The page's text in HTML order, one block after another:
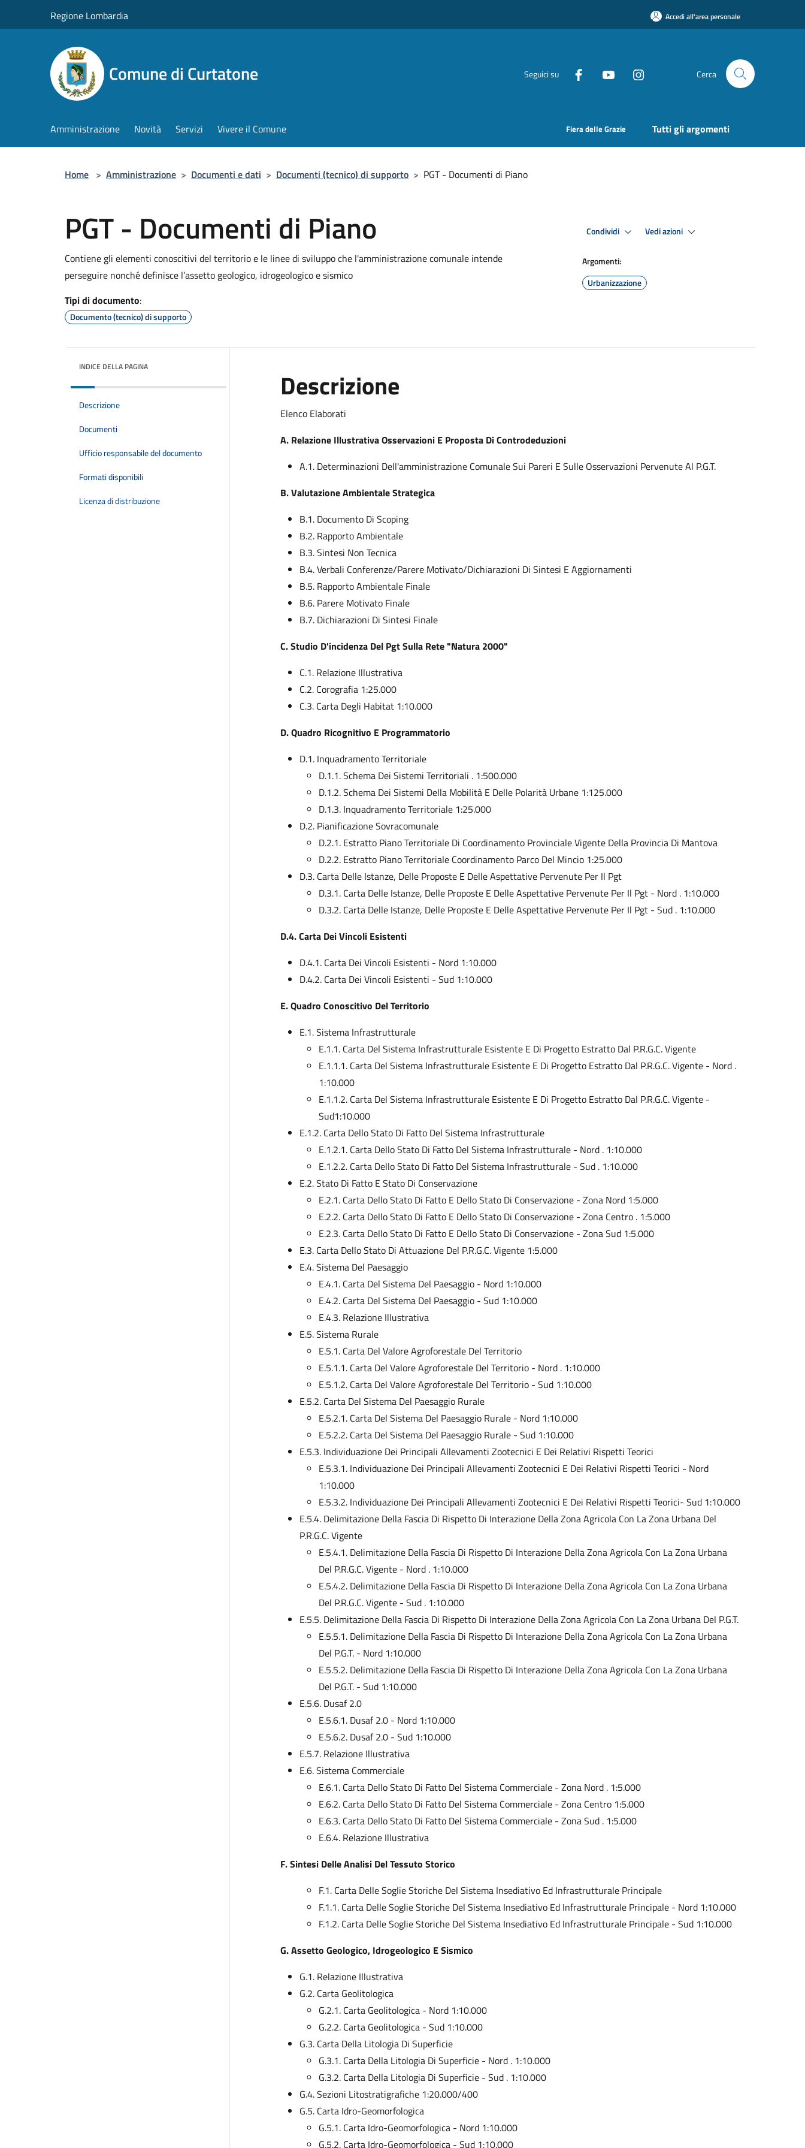
Regione Lombardia Accedi all'area personale
Comune di Curtatone Seguici su Cerca
Amministrazione Novità Servizi Vivere il Comune Fiera delle Grazie Tutti gli argomenti
Home > Amministrazione > Documenti e dati > Documenti (tecnico) di supporto > PGT - Documenti di Piano
PGT - Documenti di Piano
Contiene gli elementi conoscitivi del territorio e le linee di sviluppo che l'amministrazione comunale intende
perseguire nonché definisce l’assetto geologico, idrogeologico e sismico
Tipi di documento:
Documento (tecnico) di supporto
Condividi Vedi azioni
Argomenti:
Urbanizzazione
INDICE DELLA PAGINA
Descrizione
Documenti
Ufficio responsabile del documento
Formati disponibili
Licenza di distribuzione
Descrizione
Elenco Elaborati
A. Relazione Illustrativa Osservazioni E Proposta Di Controdeduzioni
A.1. Determinazioni Dell'amministrazione Comunale Sui Pareri E Sulle Osservazioni Pervenute Al P.G.T.
B. Valutazione Ambientale Strategica
B.1. Documento Di Scoping
B.2. Rapporto Ambientale
B.3. Sintesi Non Tecnica
B.4. Verbali Conferenze/Parere Motivato/Dichiarazioni Di Sintesi E Aggiornamenti
B.5. Rapporto Ambientale Finale
B.6. Parere Motivato Finale
B.7. Dichiarazioni Di Sintesi Finale
C. Studio D'incidenza Del Pgt Sulla Rete "Natura 2000"
C.1. Relazione Illustrativa
C.2. Corografia 1:25.000
C.3. Carta Degli Habitat 1:10.000
D. Quadro Ricognitivo E Programmatorio
D.1. Inquadramento Territoriale
D.1.1. Schema Dei Sistemi Territoriali . 1:500.000
D.1.2. Schema Dei Sistemi Della Mobilità E Delle Polarità Urbane 1:125.000
D.1.3. Inquadramento Territoriale 1:25.000
D.2. Pianificazione Sovracomunale
D.2.1. Estratto Piano Territoriale Di Coordinamento Provinciale Vigente Della Provincia Di Mantova
D.2.2. Estratto Piano Territoriale Coordinamento Parco Del Mincio 1:25.000
D.3. Carta Delle Istanze, Delle Proposte E Delle Aspettative Pervenute Per Il Pgt
D.3.1. Carta Delle Istanze, Delle Proposte E Delle Aspettative Pervenute Per Il Pgt - Nord . 1:10.000
D.3.2. Carta Delle Istanze, Delle Proposte E Delle Aspettative Pervenute Per Il Pgt - Sud . 1:10.000
D.4. Carta Dei Vincoli Esistenti
D.4.1. Carta Dei Vincoli Esistenti - Nord 1:10.000
D.4.2. Carta Dei Vincoli Esistenti - Sud 1:10.000
E. Quadro Conoscitivo Del Territorio
E.1. Sistema Infrastrutturale
E.1.1. Carta Del Sistema Infrastrutturale Esistente E Di Progetto Estratto Dal P.R.G.C. Vigente
E.1.1.1. Carta Del Sistema Infrastrutturale Esistente E Di Progetto Estratto Dal P.R.G.C. Vigente - Nord .
1:10.000
E.1.1.2. Carta Del Sistema Infrastrutturale Esistente E Di Progetto Estratto Dal P.R.G.C. Vigente -
Sud1:10.000
E.1.2. Carta Dello Stato Di Fatto Del Sistema Infrastrutturale
E.1.2.1. Carta Dello Stato Di Fatto Del Sistema Infrastrutturale - Nord . 1:10.000
E.1.2.2. Carta Dello Stato Di Fatto Del Sistema Infrastrutturale - Sud . 1:10.000
E.2. Stato Di Fatto E Stato Di Conservazione
E.2.1. Carta Dello Stato Di Fatto E Dello Stato Di Conservazione - Zona Nord 1:5.000
E.2.2. Carta Dello Stato Di Fatto E Dello Stato Di Conservazione - Zona Centro . 1:5.000
E.2.3. Carta Dello Stato Di Fatto E Dello Stato Di Conservazione - Zona Sud 1:5.000
E.3. Carta Dello Stato Di Attuazione Del P.R.G.C. Vigente 1:5.000
E.4. Sistema Del Paesaggio
E.4.1. Carta Del Sistema Del Paesaggio - Nord 1:10.000
E.4.2. Carta Del Sistema Del Paesaggio - Sud 1:10.000
E.4.3. Relazione Illustrativa
E.5. Sistema Rurale
E.5.1. Carta Del Valore Agroforestale Del Territorio
E.5.1.1. Carta Del Valore Agroforestale Del Territorio - Nord . 1:10.000
E.5.1.2. Carta Del Valore Agroforestale Del Territorio - Sud 1:10.000
E.5.2. Carta Del Sistema Del Paesaggio Rurale
E.5.2.1. Carta Del Sistema Del Paesaggio Rurale - Nord 1:10.000
E.5.2.2. Carta Del Sistema Del Paesaggio Rurale - Sud 1:10.000
E.5.3. Individuazione Dei Principali Allevamenti Zootecnici E Dei Relativi Rispetti Teorici
E.5.3.1. Individuazione Dei Principali Allevamenti Zootecnici E Dei Relativi Rispetti Teorici - Nord
1:10.000
E.5.3.2. Individuazione Dei Principali Allevamenti Zootecnici E Dei Relativi Rispetti Teorici- Sud 1:10.000
E.5.4. Delimitazione Della Fascia Di Rispetto Di Interazione Della Zona Agricola Con La Zona Urbana Del
P.R.G.C. Vigente
E.5.4.1. Delimitazione Della Fascia Di Rispetto Di Interazione Della Zona Agricola Con La Zona Urbana
Del P.R.G.C. Vigente - Nord . 1:10.000
E.5.4.2. Delimitazione Della Fascia Di Rispetto Di Interazione Della Zona Agricola Con La Zona Urbana
Del P.R.G.C. Vigente - Sud . 1:10.000
E.5.5. Delimitazione Della Fascia Di Rispetto Di Interazione Della Zona Agricola Con La Zona Urbana Del P.G.T.
E.5.5.1. Delimitazione Della Fascia Di Rispetto Di Interazione Della Zona Agricola Con La Zona Urbana
Del P.G.T. - Nord 1:10.000
E.5.5.2. Delimitazione Della Fascia Di Rispetto Di Interazione Della Zona Agricola Con La Zona Urbana
Del P.G.T. - Sud 1:10.000
E.5.6. Dusaf 2.0
E.5.6.1. Dusaf 2.0 - Nord 1:10.000
E.5.6.2. Dusaf 2.0 - Sud 1:10.000
E.5.7. Relazione Illustrativa
E.6. Sistema Commerciale
E.6.1. Carta Dello Stato Di Fatto Del Sistema Commerciale - Zona Nord . 1:5.000
E.6.2. Carta Dello Stato Di Fatto Del Sistema Commerciale - Zona Centro 1:5.000
E.6.3. Carta Dello Stato Di Fatto Del Sistema Commerciale - Zona Sud . 1:5.000
E.6.4. Relazione Illustrativa
F. Sintesi Delle Analisi Del Tessuto Storico
F.1. Carta Delle Soglie Storiche Del Sistema Insediativo Ed Infrastrutturale Principale
F.1.1. Carta Delle Soglie Storiche Del Sistema Insediativo Ed Infrastrutturale Principale - Nord 1:10.000
F.1.2. Carta Delle Soglie Storiche Del Sistema Insediativo Ed Infrastrutturale Principale - Sud 1:10.000
G. Assetto Geologico, Idrogeologico E Sismico
G.1. Relazione Illustrativa
G.2. Carta Geolitologica
G.2.1. Carta Geolitologica - Nord 1:10.000
G.2.2. Carta Geolitologica - Sud 1:10.000
G.3. Carta Della Litologia Di Superficie
G.3.1. Carta Della Litologia Di Superficie - Nord . 1:10.000
G.3.2. Carta Della Litologia Di Superficie - Sud . 1:10.000
G.4. Sezioni Litostratigrafiche 1:20.000/400
G.5. Carta Idro-Geomorfologica
G.5.1. Carta Idro-Geomorfologica - Nord 1:10.000
G.5.2. Carta Idro-Geomorfologica - Sud 1:10.000